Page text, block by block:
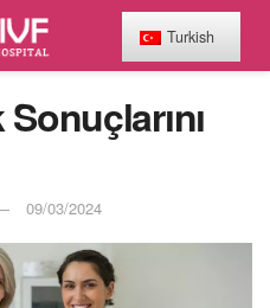
09/03/2024
Turkish